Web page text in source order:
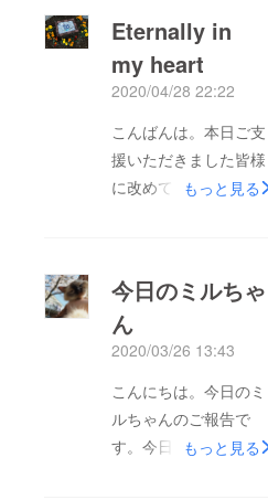
Eternally in
my heart
2020/04/28 22:22
こんばんは。本日ご支
援いただきました皆様
に改めてご連絡させて
リーゴールドがたくさ
ん咲きました。記念に
植えた門出のハナミズ
キもたくさん咲き、新
しい葉もたくさん出て
きました。姿を変えて
ミルちゃんが元気でい
もっと見る
今日のミルちゃ
ん
2020/03/26 13:43
こんにちは。今日のミ
ルちゃんのご報告で
す。今日は天気もいい
もっと見る